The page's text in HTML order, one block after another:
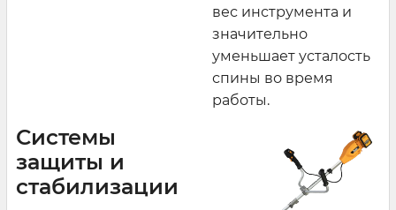
вес инструмента и
значительно
уменьшает усталость
спины во время
работы.
Системы
защиты и
стабилизации